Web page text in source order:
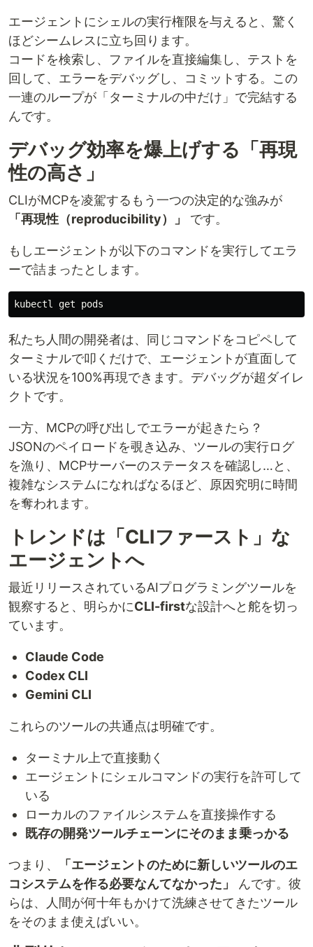
エージェントにシェルの実行権限を与えると、驚く
ほどシームレスに立ち回ります。
コードを検索し、ファイルを直接編集し、テストを
回して、エラーをデバッグし、コミットする。この
一連のループが「ターミナルの中だけ」で完結する
んです。
デバッグ効率を爆上げする「再現
性の高さ」
CLIがMCPを凌駕するもう一つの決定的な強みが
「再現性（reproducibility）」
です。
もしエージェントが以下のコマンドを実行してエラ
ーで詰まったとします。
私たち人間の開発者は、同じコマンドをコピペして
ターミナルで叩くだけで、エージェントが直面して
いる状況を100%再現できます。デバッグが超ダイレ
クトです。
一方、MCPの呼び出しでエラーが起きたら？
JSONのペイロードを覗き込み、ツールの実行ログ
を漁り、MCPサーバーのステータスを確認し…と、
複雑なシステムになればなるほど、原因究明に時間
を奪われます。
トレンドは「CLIファースト」な
エージェントへ
最近リリースされているAIプログラミングツールを
観察すると、明らかにCLI-firstな設計へと舵を切っ
ています。
Claude Code
Codex CLI
Gemini CLI
これらのツールの共通点は明確です。
ターミナル上で直接動く
エージェントにシェルコマンドの実行を許可して
いる
ローカルのファイルシステムを直接操作する
既存の開発ツールチェーンにそのまま乗っかる
つまり、
「エージェントのために新しいツールのエ
コシステムを作る必要なんてなかった」
んです。彼
らは、人間が何十年もかけて洗練させてきたツール
をそのまま使えばいい。